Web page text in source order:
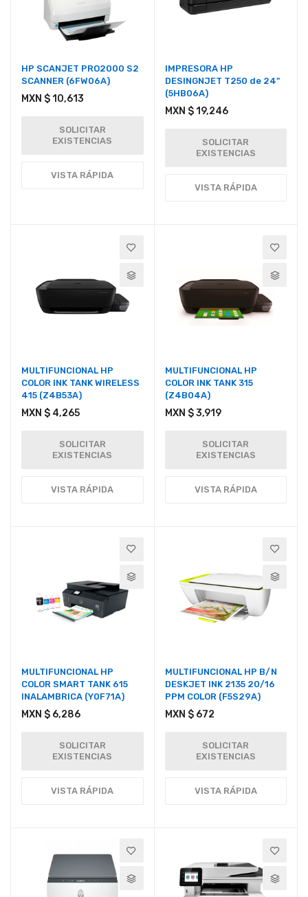
HP SCANJET PRO2000 S2
SCANNER (6FW06A)
MXN $ 10,613
SOLICITAR
EXISTENCIAS
VISTA RÁPIDA
IMPRESORA HP
DESINGNJET T250 de 24"
(5HB06A)
MXN $ 19,246
SOLICITAR
EXISTENCIAS
VISTA RÁPIDA
MULTIFUNCIONAL HP
COLOR INK TANK WIRELESS
415 (Z4B53A)
MXN $ 4,265
SOLICITAR
EXISTENCIAS
VISTA RÁPIDA
MULTIFUNCIONAL HP
COLOR INK TANK 315
(Z4B04A)
MXN $ 3,919
SOLICITAR
EXISTENCIAS
VISTA RÁPIDA
MULTIFUNCIONAL HP
COLOR SMART TANK 615
INALAMBRICA (Y0F71A)
MXN $ 6,286
SOLICITAR
EXISTENCIAS
VISTA RÁPIDA
MULTIFUNCIONAL HP B/N
DESKJET INK 2135 20/16
PPM COLOR (F5S29A)
MXN $ 672
SOLICITAR
EXISTENCIAS
VISTA RÁPIDA